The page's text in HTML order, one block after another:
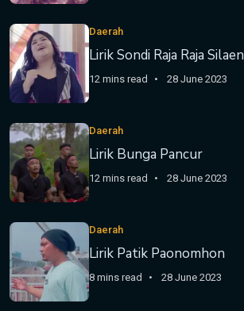
Daerah
Lirik Sondi Raja Raja Silaen
12 mins read 28 June 2023
Daerah
Lirik Bunga Pancur
12 mins read 28 June 2023
Daerah
Lirik Patik Paonomhon
8 mins read 28 June 2023